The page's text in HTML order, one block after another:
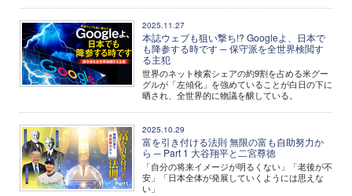
2025.11.27
本誌ウェブも狙い撃ち!? Googleよ、日本で
も降参する時です ─ 保守派を全世界検閲す
る主犯
世界のネット検索シェアの約9割を占める米グー
グルが「左傾化」を強めていることが白日の下に
晒され、全世界的に物議を醸している。
2025.10.29
富を引き付ける法則 無限の富も自助努力か
ら ─ Part 1 大谷翔平と二宮尊徳
「自分の将来イメージが明るくない」「老後が不
安」「日本全体が発展していくようには思えな
い」